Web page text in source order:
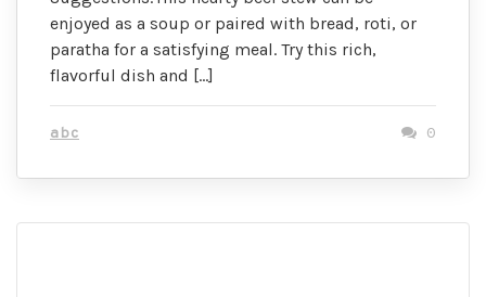
enjoyed as a soup or paired with bread, roti, or
paratha for a satisfying meal. Try this rich,
flavorful dish and […]
abc 0